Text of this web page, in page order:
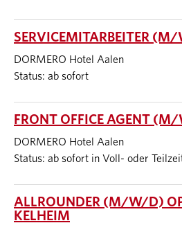
SERVICEMITARBEITER
DORMERO Hotel Aalen
Status: ab sofort
FRONT OFFICE AGENT
DORMERO Hotel Aalen
Status: ab sofort in Voll- oder
ALLROUNDER (M/W/D)
KELHEIM